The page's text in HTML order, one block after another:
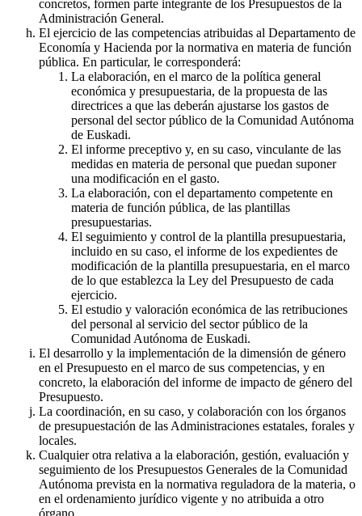
concretos, formen parte integrante de los Presupuestos de la
Administración General.
El ejercicio de las competencias atribuidas al Departamento de
Economía y Hacienda por la normativa en materia de función
pública. En particular, le corresponderá:
La elaboración, en el marco de la política general
económica y presupuestaria, de la propuesta de las
directrices a que las deberán ajustarse los gastos de
personal del sector público de la Comunidad Autónoma
de Euskadi.
El informe preceptivo y, en su caso, vinculante de las
medidas en materia de personal que puedan suponer
una modificación en el gasto.
La elaboración, con el departamento competente en
materia de función pública, de las plantillas
presupuestarias.
El seguimiento y control de la plantilla presupuestaria,
incluido en su caso, el informe de los expedientes de
modificación de la plantilla presupuestaria, en el marco
de lo que establezca la Ley del Presupuesto de cada
ejercicio.
El estudio y valoración económica de las retribuciones
del personal al servicio del sector público de la
Comunidad Autónoma de Euskadi.
El desarrollo y la implementación de la dimensión de género
en el Presupuesto en el marco de sus competencias, y en
concreto, la elaboración del informe de impacto de género del
Presupuesto.
La coordinación, en su caso, y colaboración con los órganos
de presupuestación de las Administraciones estatales, forales y
locales.
Cualquier otra relativa a la elaboración, gestión, evaluación y
seguimiento de los Presupuestos Generales de la Comunidad
Autónoma prevista en la normativa reguladora de la materia, o
en el ordenamiento jurídico vigente y no atribuida a otro
órgano.